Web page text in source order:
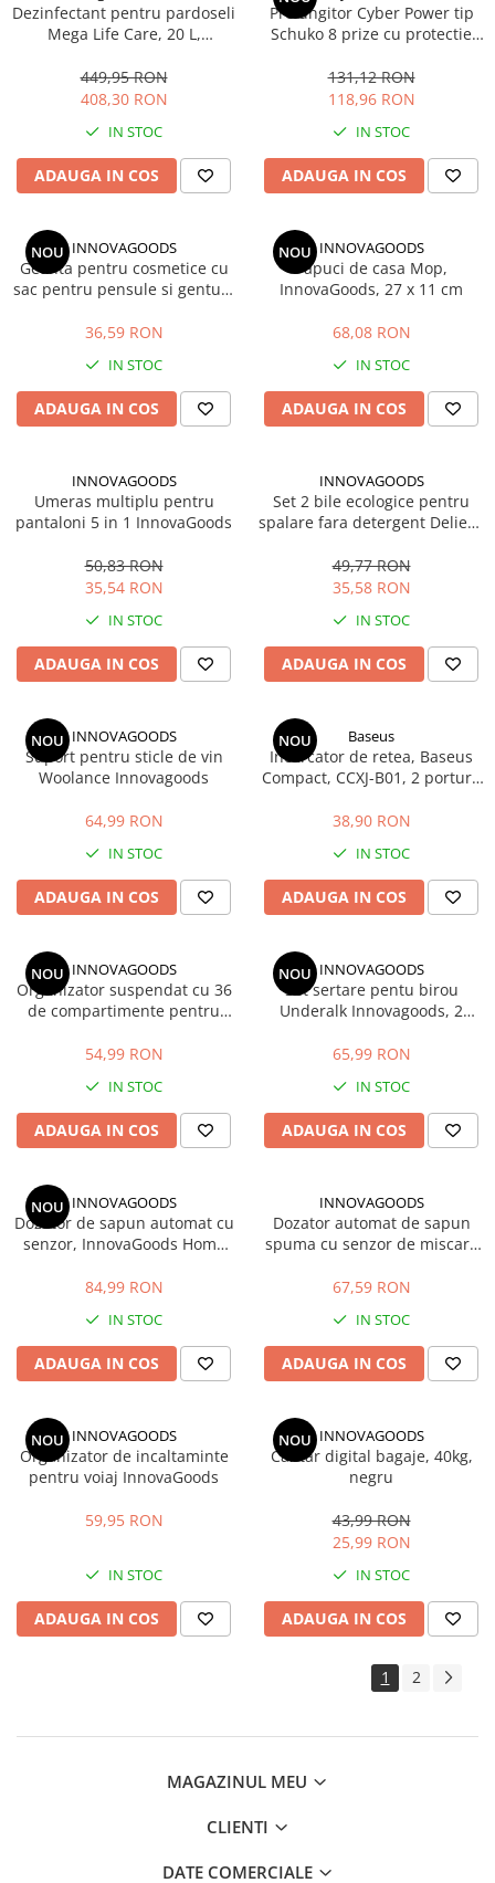
Dezinfectant pentru pardoseli
Mega Life Care, 20 L,
eficient si impotriva
Coronavirus
449,95 RON
408,30 RON
IN STOC
ADAUGA IN COS
Prelungitor Cyber Power tip
Schuko 8 prize cu protectie
131,12 RON
118,96 RON
IN STOC
ADAUGA IN COS
NOU INNOVAGOODS
Geanta pentru cosmetice cu
sac pentru pensule si gentuta
poliester, albastra
36,59 RON
IN STOC
ADAUGA IN COS
NOU INNOVAGOODS
Papuci de casa Mop,
InnovaGoods, 27 x 11 cm
68,08 RON
IN STOC
ADAUGA IN COS
INNOVAGOODS
Umeras multiplu pentru
pantaloni 5 in 1 InnovaGoods
50,83 RON
35,54 RON
IN STOC
ADAUGA IN COS
INNOVAGOODS
Set 2 bile ecologice pentru
spalare fara detergent Delieco
49,77 RON
35,58 RON
IN STOC
ADAUGA IN COS
NOU INNOVAGOODS
Suport pentru sticle de vin
Woolance Innovagoods
64,99 RON
IN STOC
ADAUGA IN COS
NOU Baseus
Incarcator de retea, Baseus
Compact, CCXJ-B01, 2 porturi,
Charge, 20W, Universal,
38,90 RON
IN STOC
ADAUGA IN COS
NOU INNOVAGOODS
Organizator suspendat cu 36
de compartimente pentru
54,99 RON
IN STOC
ADAUGA IN COS
NOU INNOVAGOODS
Set sertare pentu birou
Underalk Innovagoods, 2
65,99 RON
IN STOC
ADAUGA IN COS
NOU INNOVAGOODS
Dozator de sapun automat cu
senzor, InnovaGoods Home
84,99 RON
IN STOC
ADAUGA IN COS
INNOVAGOODS
Dozator automat de sapun
spuma cu senzor de miscare
67,59 RON
IN STOC
ADAUGA IN COS
NOU INNOVAGOODS
Organizator de incaltaminte
pentru voiaj InnovaGoods
59,95 RON
IN STOC
ADAUGA IN COS
NOU INNOVAGOODS
Cantar digital bagaje, 40kg,
negru
43,99 RON
25,99 RON
IN STOC
ADAUGA IN COS
1 2
MAGAZINUL MEU
CLIENTI
DATE COMERCIALE